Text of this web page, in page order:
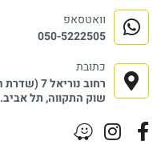
וואטסאפ
050-5222505
כתובת
רחוב נוריאל 7 (שדרת הבשר)
שוק התקווה, תל אביב.